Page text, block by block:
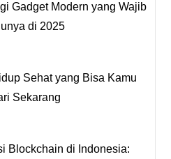
Gadget Modern yang Wajib
di 2025
Sehat yang Bisa Kamu
Sekarang
Blockchain di Indonesia: